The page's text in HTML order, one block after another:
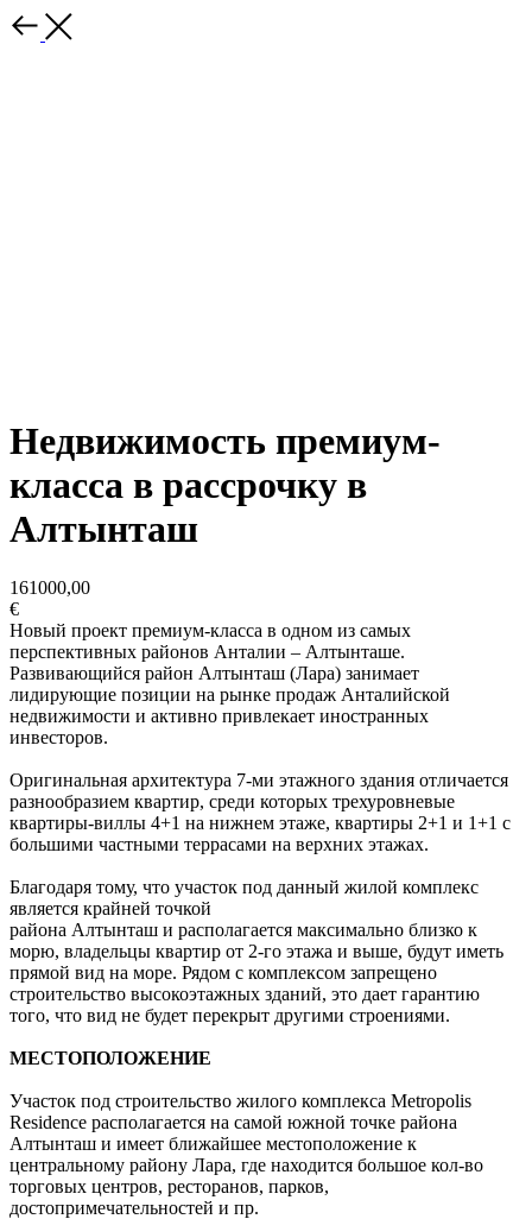
Недвижимость премиум-
класса в рассрочку в
Алтынташ
161000,00
€
Новый проект премиум-класса в одном из самых
перспективных районов Анталии – Алтынташе.
Развивающийся район Алтынташ (Лара) занимает
лидирующие позиции на рынке продаж Анталийской
недвижимости и активно привлекает иностранных
инвесторов.
Оригинальная архитектура 7-ми этажного здания отличается
разнообразием квартир, среди которых трехуровневые
квартиры-виллы 4+1 на нижнем этаже, квартиры 2+1 и 1+1 с
большими частными террасами на верхних этажах.
Благодаря тому, что участок под данный жилой комплекс
является крайней точкой
района Алтынташ и располагается максимально близко к
морю, владельцы квартир от 2-го этажа и выше, будут иметь
прямой вид на море. Рядом с комплексом запрещено
строительство высокоэтажных зданий, это дает гарантию
того, что вид не будет перекрыт другими строениями.
МЕСТОПОЛОЖЕНИЕ
Участок под строительство жилого комплекса Metropolis
Residence располагается на самой южной точке района
Алтынташ и имеет ближайшее местоположение к
центральному району Лара, где находится большое кол-во
торговых центров, ресторанов, парков,
достопримечательностей и пр.